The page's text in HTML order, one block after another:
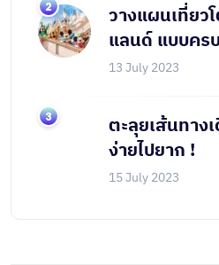
วางแผนเที่ยว
แลนด์ แบบคร
13 July 2023
ตะลุยเส้นทาง
ง่ายไปยาก !
15 July 2023